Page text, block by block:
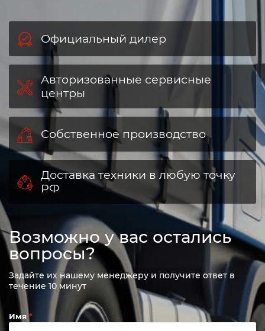
Официальный дилер
Авторизованные сервисные
центры
Собственное производство
Доставка техники в любую точку
РФ
Возможно у вас остались
вопросы?
Задайте их нашему менеджеру и получите ответ в
течение 10 минут
Имя